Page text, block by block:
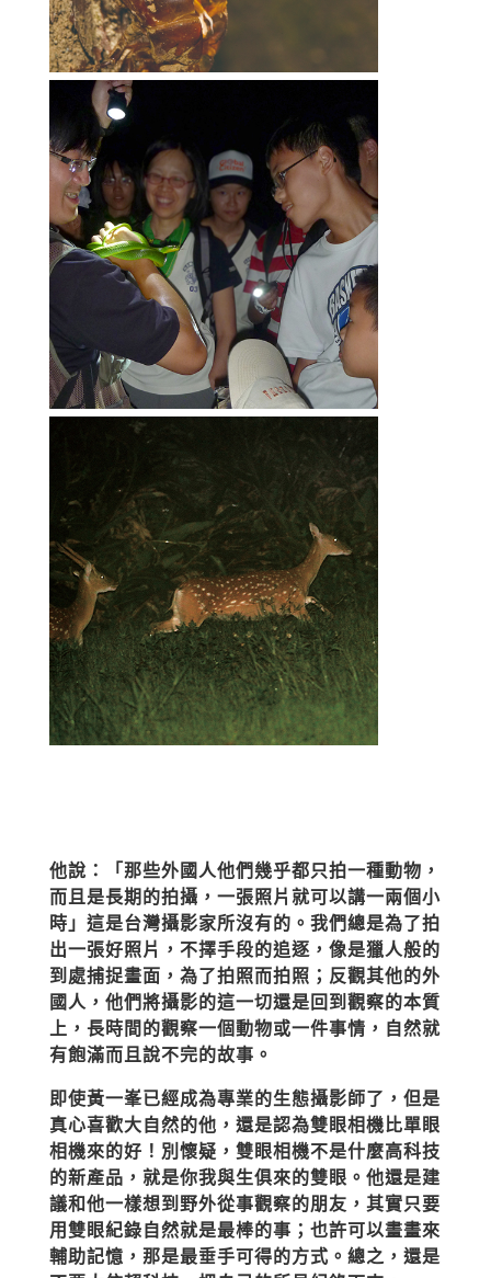
他說：「那些外國人他們幾乎都只拍一種動物，
而且是長期的拍攝，一張照片就可以講一兩個小
時」這是台灣攝影家所沒有的。我們總是為了拍
出一張好照片，不擇手段的追逐，像是獵人般的
到處捕捉畫面，為了拍照而拍照；反觀其他的外
國人，他們將攝影的這一切還是回到觀察的本質
上，長時間的觀察一個動物或一件事情，自然就
有飽滿而且說不完的故事。
即使黃一峯已經成為專業的生態攝影師了，但是
真心喜歡大自然的他，還是認為雙眼相機比單眼
相機來的好！別懷疑，雙眼相機不是什麼高科技
的新產品，就是你我與生俱來的雙眼。他還是建
議和他一樣想到野外從事觀察的朋友，其實只要
用雙眼紀錄自然就是最棒的事；也許可以畫畫來
輔助記憶，那是最垂手可得的方式。總之，還是